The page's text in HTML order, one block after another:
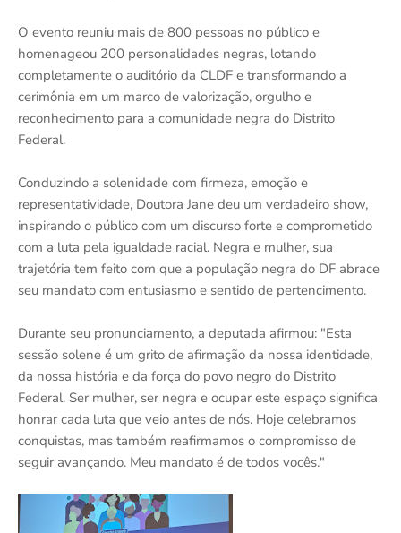
O evento reuniu mais de 800 pessoas no público e
homenageou 200 personalidades negras, lotando
completamente o auditório da CLDF e transformando a
cerimônia em um marco de valorização, orgulho e
reconhecimento para a comunidade negra do Distrito
Federal.
Conduzindo a solenidade com firmeza, emoção e
representatividade, Doutora Jane deu um verdadeiro show,
inspirando o público com um discurso forte e comprometido
com a luta pela igualdade racial. Negra e mulher, sua
trajetória tem feito com que a população negra do DF abrace
seu mandato com entusiasmo e sentido de pertencimento.
Durante seu pronunciamento, a deputada afirmou: "Esta
sessão solene é um grito de afirmação da nossa identidade,
da nossa história e da força do povo negro do Distrito
Federal. Ser mulher, ser negra e ocupar este espaço significa
honrar cada luta que veio antes de nós. Hoje celebramos
conquistas, mas também reafirmamos o compromisso de
seguir avançando. Meu mandato é de todos vocês."